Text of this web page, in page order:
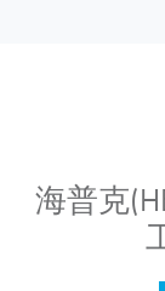
海普克